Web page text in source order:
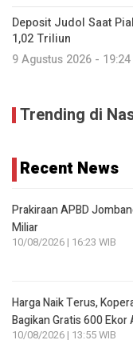
Deposit Judol Saat
1,02 Triliun
9 Agustus 2026 - 19:24
Trending di
Recent News
Prakiraan APBD
Miliar
10/08/2026 | 16:23 WIB
Harga Naik Terus,
Bagikan Gratis 600 Ekor
10/08/2026 | 13:55 WIB